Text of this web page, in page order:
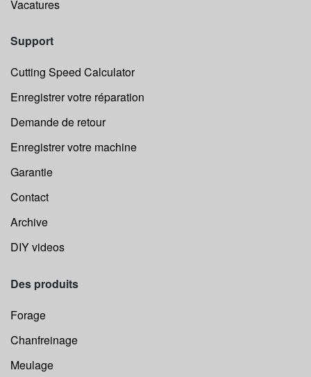
Vacatures
Support
Cutting Speed Calculator
Enregistrer votre réparation
Demande de retour
Enregistrer votre machine
Garantie
Contact
Archive
DIY videos
Des produits
Forage
Chanfreinage
Meulage